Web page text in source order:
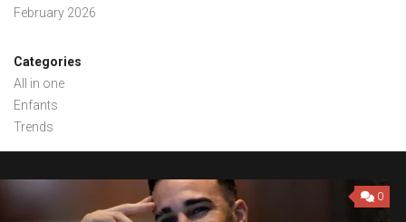
February 2026
Categories
All in one
Enfants
Trends
0